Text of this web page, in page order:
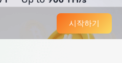
시작하기